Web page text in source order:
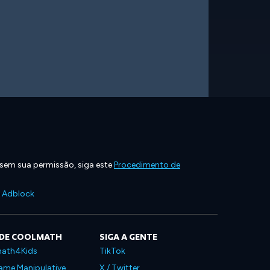
sua permissão, siga esteProcedimento de
Adblock
COOLMATH
Manipulative
SIGA A GENTE
TikTok
X / Twitter